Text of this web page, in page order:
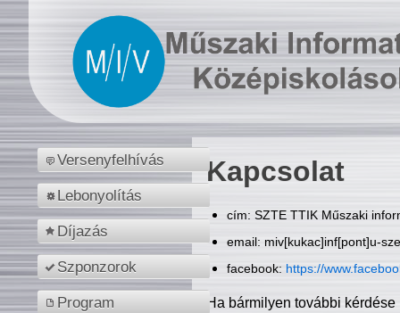
Versenyfelhívás
Lebonyolítás
Díjazás
Szponzorok
Program
Kapcsolat
cím: SZTE TTIK Műszaki
email: miv[kukac]inf[pont]u-
facebook: https://
Ha bármilyen további